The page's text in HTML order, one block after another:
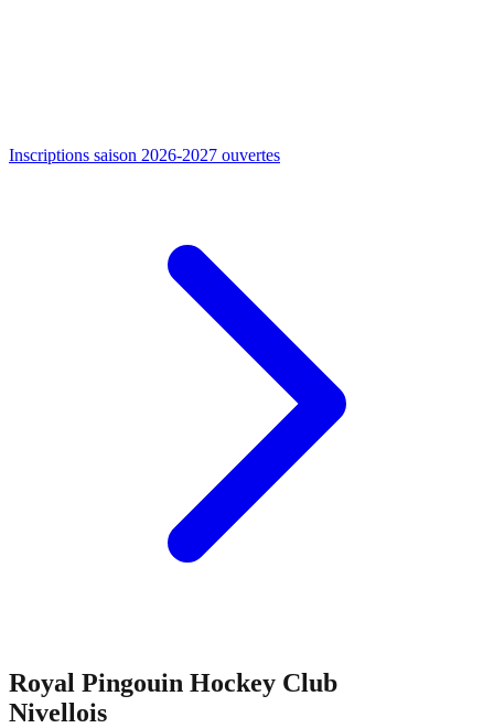
Inscriptions saison 2026-2027 ouvertes
Royal Pingouin Hockey Club
Nivellois